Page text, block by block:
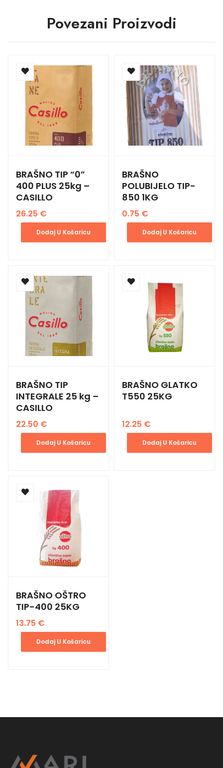
Povezani Proizvodi
BRAŠNO TIP “0”
400 PLUS 25kg –
CASILLO
26.25 €
Dodaj U Košaricu
BRAŠNO
POLUBIJELO TIP-
850 1KG
0.75 €
Dodaj U Košaricu
BRAŠNO TIP
INTEGRALE 25 kg –
CASILLO
22.50 €
Dodaj U Košaricu
BRAŠNO GLATKO
T550 25KG
12.25 €
Dodaj U Košaricu
BRAŠNO OŠTRO
TIP-400 25KG
13.75 €
Dodaj U Košaricu